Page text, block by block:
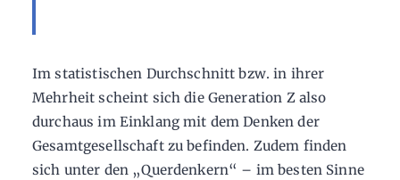
Im statistischen Durchschnitt bzw. in ihrer
Mehrheit scheint sich die Generation Z also
durchaus im Einklang mit dem Denken der
Gesamtgesellschaft zu befinden. Zudem finden
sich unter den „Querdenkern“ – im besten Sinne